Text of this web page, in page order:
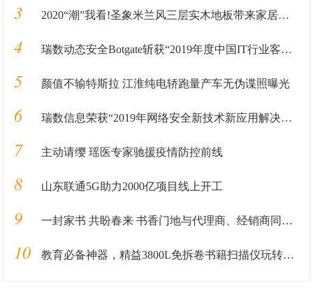
3 2020“潮”我看!圣象米兰风三层实木地板带来家居时尚新选择
4 瑞数动态安全Botgate斩获“2019年度中国IT行业客户信赖产品奖”
5 颜值不输特斯拉 江淮纯电轿跑量产车无伪谍照曝光
6 瑞数信息荣获“2019年网络安全新技术新应用解决方案优秀奖”
7 主动请缨 瑶医专家驰援疫情防控前线
8 山东联通5G助力2000亿项目线上开工
9 一封家书 共盼春来 书香门地与代理商、经销商同向同行 共抗疫情
10 教育必备神器，精益3800L免拆卷书籍扫描仪玩转远程学习